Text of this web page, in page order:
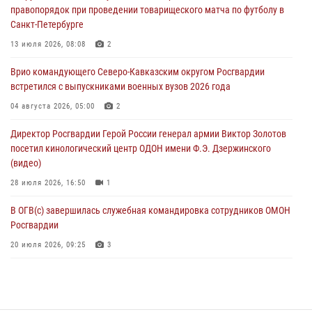
08 августа 2026, 06:32 1
Спецназ Росгвардии в Марий Эл почтил память товарища на
08 августа 2026, 06:15 9
День физкультурника в Уральском округе Росгвардии отметили
08 августа 2026, 06:03
правопорядок при проведении товарищеского матча по футболу в
Санкт-Петербурге
13 июля 2026, 08:08 2
Врио командующего Северо-Кавказским округом Росгвардии
встретился с выпускниками военных вузов 2026 года
04 августа 2026, 05:00 2
Директор Росгвардии Герой России генерал армии Виктор Золотов
посетил кинологический центр ОДОН имени Ф.Э. Дзержинского
(видео)
28 июля 2026, 16:50 1
В ОГВ(с) завершилась служебная командировка сотрудников ОМОН
Росгвардии
20 июля 2026, 09:25 3